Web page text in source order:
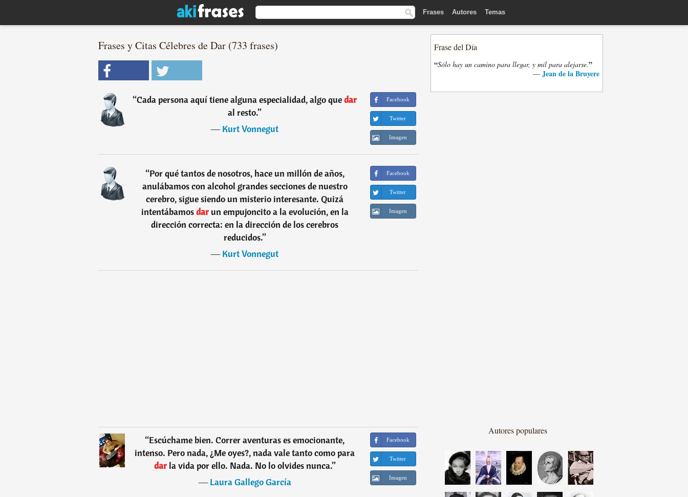
Frases Autores Temas
Frases y Citas Célebres de Dar (733 frases)
“Cada persona aquí tiene alguna especialidad, algo quedar
al resto.”
―Kurt Vonnegut
Facebook
Twitter
Imagen
“Por qué tantos de nosotros, hace un millón de años,
anulábamos con alcohol grandes secciones de nuestro
cerebro, sigue siendo un misterio interesante. Quizá
intentábamosdarun empujoncito a la evolución, en la
dirección correcta: en la dirección de los cerebros
reducidos.”
―Kurt Vonnegut
Facebook
Twitter
Imagen
“Escúchame bien. Correr aventuras es emocionante,
intenso. Pero nada, ¿Me oyes?, nada vale tanto como para
dar la vida por ello. Nada. No lo olvides nunca.”
―Laura Gallego García
Facebook
Twitter
Imagen
Frase del Día
“Sólo hay un camino para llegar, y mil para alejarse.”
— Jean de la Bruyere
Autores populares